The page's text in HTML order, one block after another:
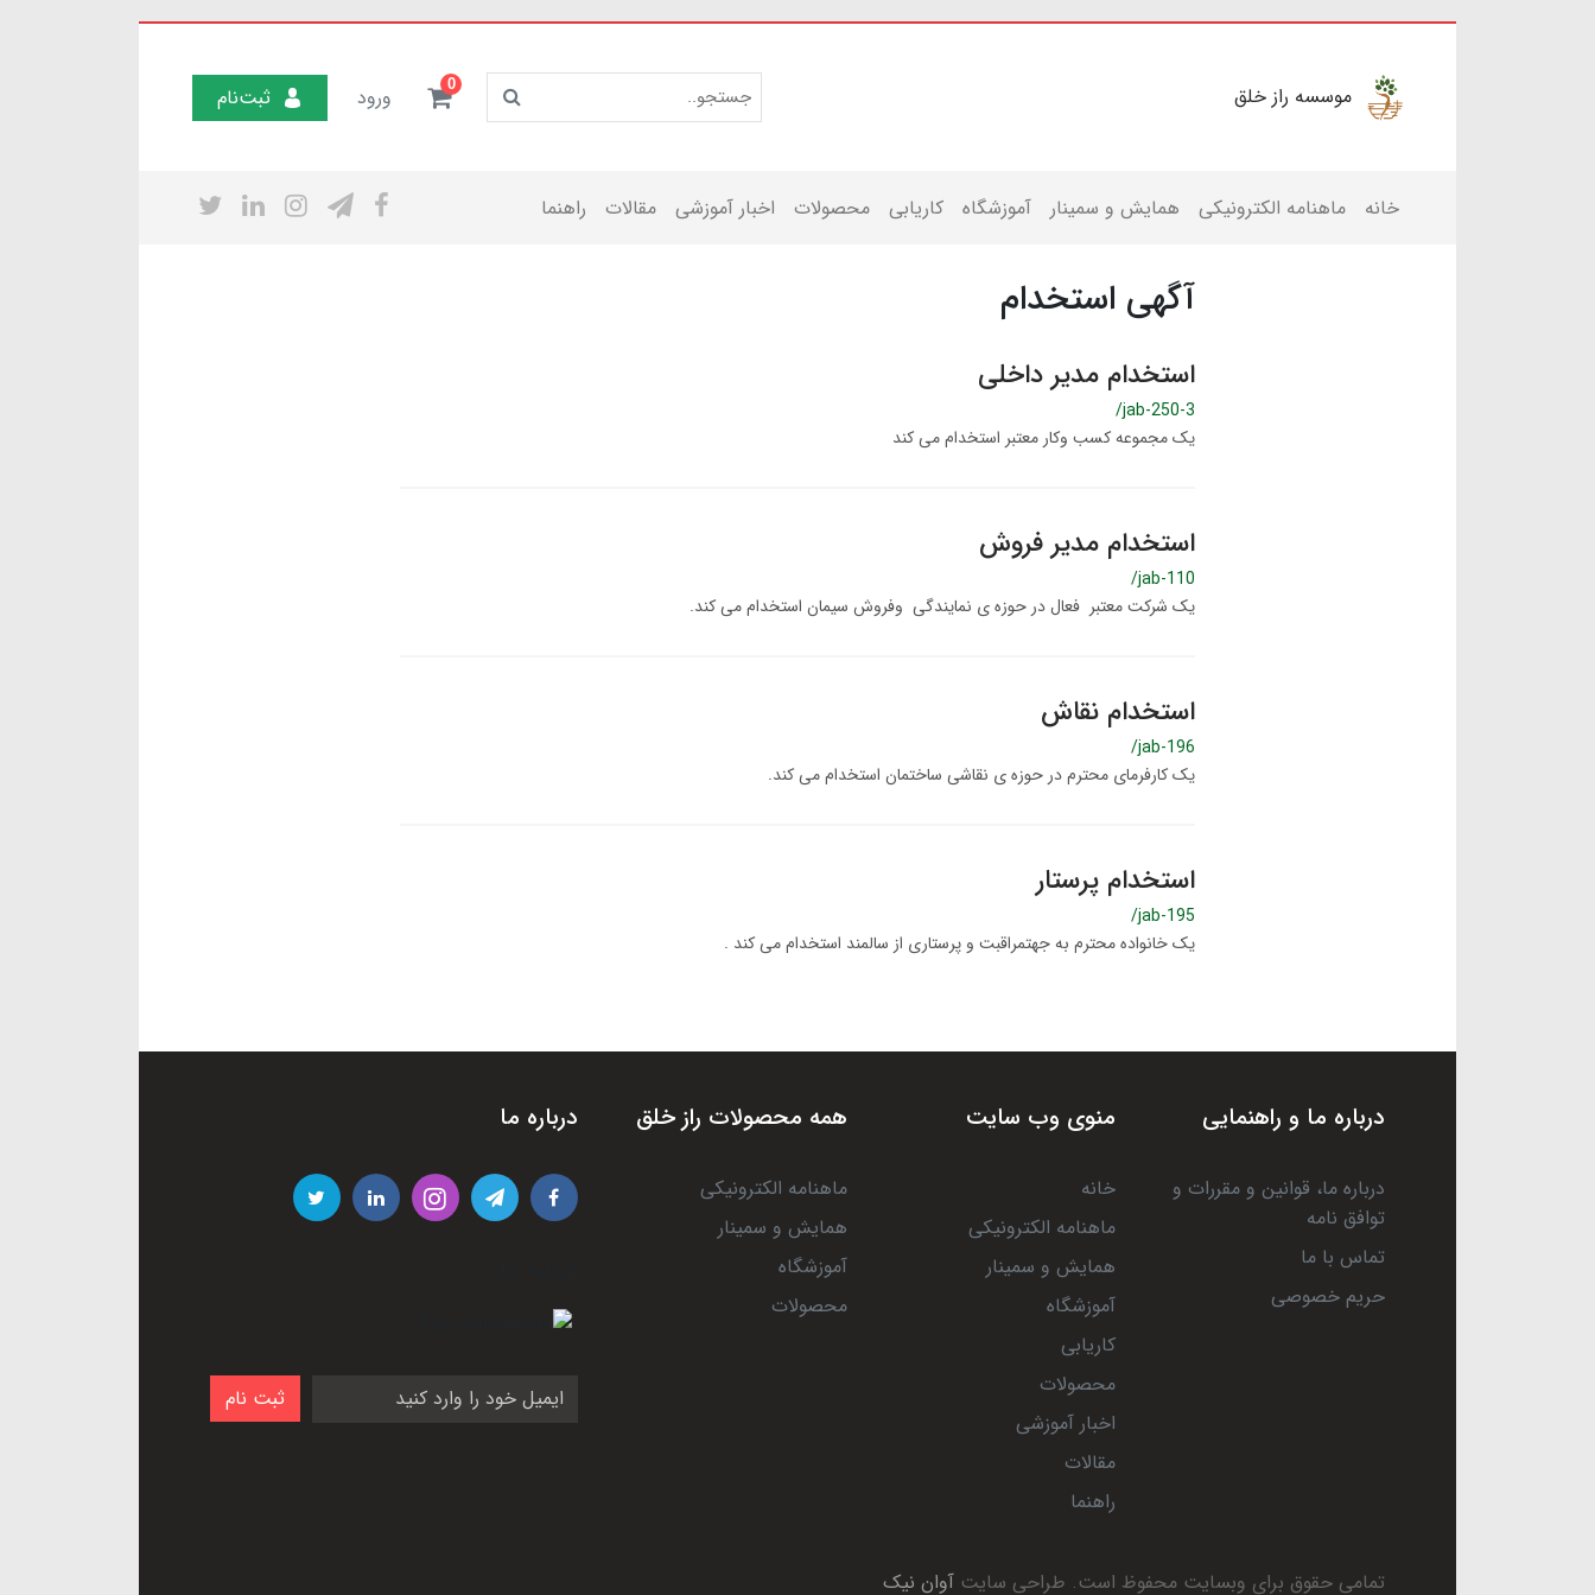
موسسه راز خلق 0 ورود ثبت‌نام
خانه ماهنامه الکترونیکی همایش و سمینار آموزشگاه کاریابی محصولات اخبار آموزشی مقالات راهنما
آگهی استخدام
استخدام مدیر داخلی
/jab-250-3
یک مجموعه کسب وکار معتبر استخدام می کند
استخدام مدیر فروش
/jab-110
یک شرکت معتبر فعال در حوزه ی نمایندگی وفروش سیمان استخدام می کند.
استخدام نقاش
/jab-196
یک کارفرمای محترم در حوزه ی نقاشی ساختمان استخدام می کند.
استخدام پرستار
/jab-195
یک خانواده محترم به جهتمراقبت و پرستاری از سالمند استخدام می کند .
درباره ما و راهنمایی
درباره ما، قوانین و مقررات و
توافق نامه
تماس با ما
حریم خصوصی
منوی وب سایت
خانه
ماهنامه الکترونیکی
همایش و سمینار
آموزشگاه
کاریابی
محصولات
اخبار آموزشی
مقالات
راهنما
همه محصولات راز خلق
ماهنامه الکترونیکی
همایش و سمینار
آموزشگاه
محصولات
درباره ما
ثبت نام
تمامی حقوق برای وبسایت محفوظ است. طراحی سایت آوان نیک